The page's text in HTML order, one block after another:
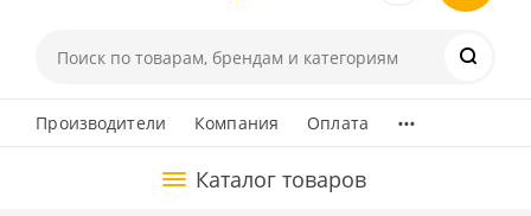
8 (495)
Производители Компания Оплата ...
Каталог товаров